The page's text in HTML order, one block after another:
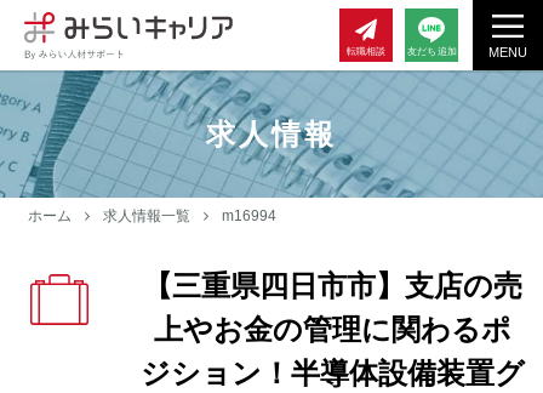
MENU
転職相談 友だち追加
求人情報
ホーム 求人情報一覧 m16994
【三重県四日市市】支店の売
上やお金の管理に関わるポ
ジション！半導体設備装置グ